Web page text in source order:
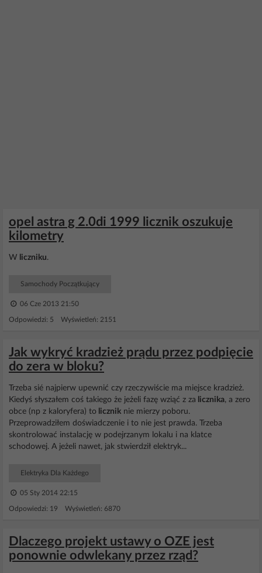
opel astra g 2.0di 1999 licznik oszukuje
kilometry
W liczniku.
Samochody Początkujący
06 Cze 2013 21:50
Odpowiedzi: 5 Wyświetleń: 2151
Jak wykryć kradzież prądu przez podpięcie
do zera w bloku?
Trzeba sié najpierw upewnić czy rzeczywiście ma miejsce kradzież.
Kiedyś słyszałem coś takiego że jeżeli fazę wziąć z za licznika, a zero
obce (np z kaloryfera) to licznik nie mierzy poboru.
Przeprowadziłem doświadczenie i to nie jest prawda. Trzeba
skontrolować instalację w podejrzanym lokalu i na klatce
schodowej. A jeżeli nawet, jak stwierdził elektryk...
Elektryka Dla Każdego
05 Sty 2014 22:15
Odpowiedzi: 19 Wyświetleń: 6870
Dlaczego projekt ustawy o OZE jest
ponownie odwlekany przez rząd?